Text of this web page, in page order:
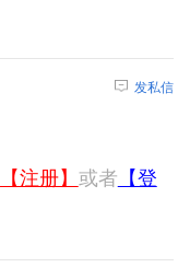
发私信
【注册】 或者 【登